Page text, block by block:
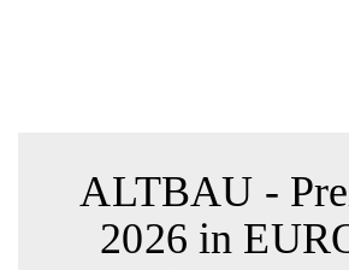
ALTBAU -
2026 in